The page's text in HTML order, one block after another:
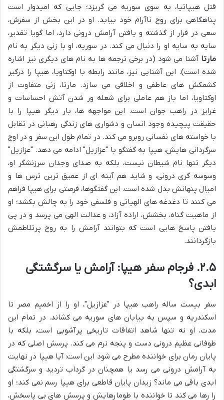
قتل هیپاتیا، به سوی سوریه می گریزد؛ جایی که امیدوار است
پناهگاهی برای روح ناآرام خود بیابد. او در این بخش از سفرش،
سعی در فرار از گذشته و یافتن آرامش درونی دارد، اما گویا تقدیر،
سایه به سایه او را دنبال می کند. در سوریه، او با زنی دیگر به نام
مارتا آشنا می شود (در برخی ترجمه ها به نام های دیگری نیز اشاره
شده است). این آشنایی نیز، مانند رابطه با اوکتاویا، هیپا را درگیر
کشمکش های عاطفی و اخلاقی می سازد. مارتا، زنی متفاوت از
اوکتاویا، اما باز هم عاملی برای شعله ور شدن آتش احساسات و
غرایز در راهب جوان است. این مواجهه ها، بار دیگر هیپا را با
حقیقت پیچیده وجود انسان و دشواری های زندگی رهبانی در تقابل
با خواسته های نفسانی روبرو می کند. در تمام طول این سفر و در اوج
سرگردانی هایش، هیپا به گفتگو با "عزازیل" ادامه می دهد. "عزازیل"
دیگر تنها نام شیطان نیست، بلکه به صدای وجدان سرزنشگر او،
وسوسه گری درونی، و شاید هم آینه ای از عمیق ترین ترس ها و
امیال پنهانش بدل شده است. این گفتگوها، فرصتی برای هیپا فراهم
می کنند تا دغدغه های الهیاتی و فلسفی خود را به چالش بکشد؛ او
از ماهیت گناه، بخشش، اراده آزاد، و عدالت الهی می پرسد و در پی
یافتن پاسخ هایی است که بتوانند آرامش را به روح پرتلاطمش
بازگردانند.
۲.۵. فرجام سفر هیپا: آرامش یا سرگشتگی
ابدی؟
سفر بیست ساله راهب هیپا در "عزازیل"، او را از اخمیم مصر تا
اسکندریه و سپس به بیابان های سوریه می کشاند. در تمام این
مدت، او نه تنها شاهد اتفاقات تاریخی پرآشوبی است، بلکه با
طوفانی عظیم درونی دست و پنجه نرم می کند. پرسش اصلی که در
پایان رمان برای خواننده مطرح می شود این است: آیا هیپا در نهایت
به آرامش درونی می رسد یا همچنان در گرداب تردید و سرگشتگی
ابدی باقی می ماند؟ زیدان پایان قاطعی برای هیپا رسم نمی کند؛ او
را رها می کند تا خواننده با طومارهایش و پرسش های بی پاسخش،